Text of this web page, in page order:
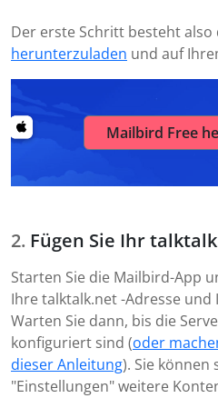
Der erste Schritt besteht also
herunterzuladen und auf
Mailbird Free
Fügen Sie Ihr
Starten Sie die Mailbird-App
Ihre talktalk.net -Adresse und
Warten Sie dann, bis die
konfiguriert sind (oder
dieser Anleitung). Sie können
"Einstellungen" weitere